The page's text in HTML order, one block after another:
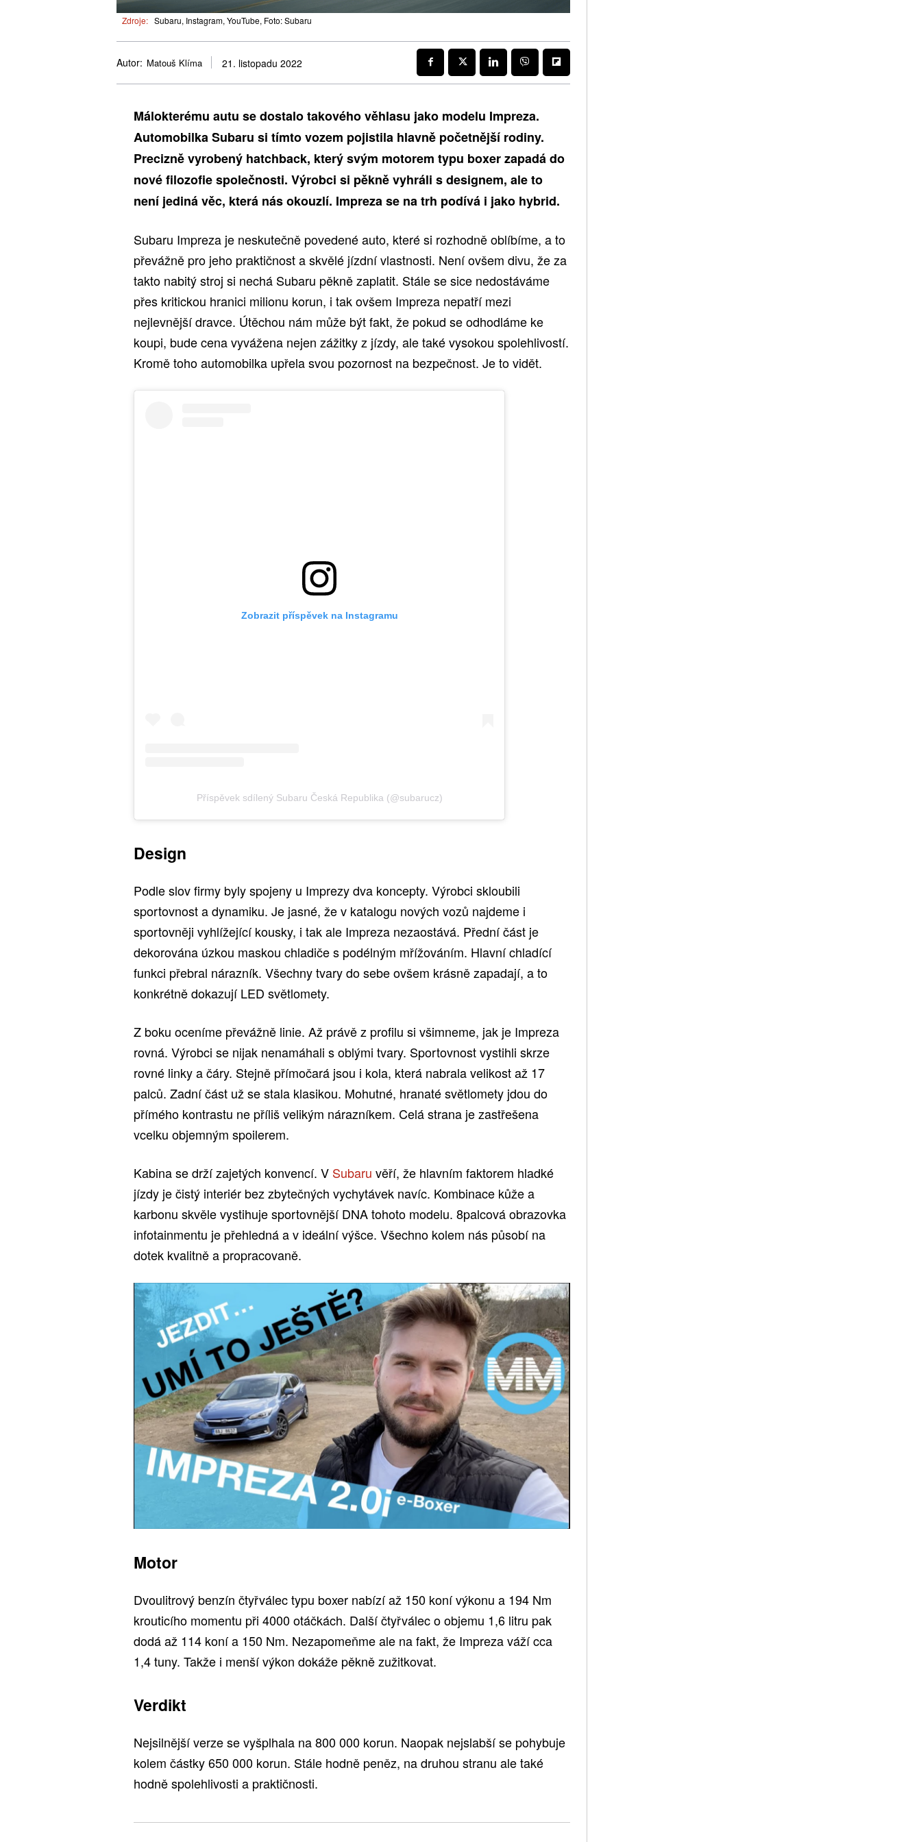
Zdroje: Subaru, Instagram, YouTube, Foto: Subaru
Autor: Matouš Klíma 21. listopadu 2022
Málokterému autu se dostalo takového věhlasu jako modelu Impreza.
Automobilka Subaru si tímto vozem pojistila hlavně početnější rodiny.
Precizně vyrobený hatchback, který svým motorem typu boxer zapadá do
nové filozofie společnosti. Výrobci si pěkně vyhráli s designem, ale to
není jediná věc, která nás okouzlí. Impreza se na trh podívá i jako hybrid.
Subaru Impreza je neskutečně povedené auto, které si rozhodně oblíbíme, a to
převážně pro jeho praktičnost a skvělé jízdní vlastnosti. Není ovšem divu, že za
takto nabitý stroj si nechá Subaru pěkně zaplatit. Stále se sice nedostáváme
přes kritickou hranici milionu korun, i tak ovšem Impreza nepatří mezi
nejlevnější dravce. Útěchou nám může být fakt, že pokud se odhodláme ke
koupi, bude cena vyvážena nejen zážitky z jízdy, ale také vysokou spolehlivostí.
Kromě toho automobilka upřela svou pozornost na bezpečnost. Je to vidět.
Zobrazit příspěvek na Instagramu
Příspěvek sdílený Subaru Česká Republika (@subarucz)
Design
Podle slov firmy byly spojeny u Imprezy dva koncepty. Výrobci skloubili
sportovnost a dynamiku. Je jasné, že v katalogu nových vozů najdeme i
sportovněji vyhlížející kousky, i tak ale Impreza nezaostává. Přední část je
dekorována úzkou maskou chladiče s podélným mřížováním. Hlavní chladící
funkci přebral nárazník. Všechny tvary do sebe ovšem krásně zapadají, a to
konkrétně dokazují LED světlomety.
Z boku oceníme převážně linie. Až právě z profilu si všimneme, jak je Impreza
rovná. Výrobci se nijak nenamáhali s oblými tvary. Sportovnost vystihli skrze
rovné linky a čáry. Stejně přímočará jsou i kola, která nabrala velikost až 17
palců. Zadní část už se stala klasikou. Mohutné, hranaté světlomety jdou do
přímého kontrastu ne příliš velikým nárazníkem. Celá strana je zastřešena
vcelku objemným spoilerem.
Kabina se drží zajetých konvencí. V Subaru věří, že hlavním faktorem hladké
jízdy je čistý interiér bez zbytečných vychytávek navíc. Kombinace kůže a
karbonu skvěle vystihuje sportovnější DNA tohoto modelu. 8palcová obrazovka
infotainmentu je přehledná a v ideální výšce. Všechno kolem nás působí na
dotek kvalitně a propracovaně.
Motor
Dvoulitrový benzín čtyřválec typu boxer nabízí až 150 koní výkonu a 194 Nm
krouticího momentu při 4000 otáčkách. Další čtyřválec o objemu 1,6 litru pak
dodá až 114 koní a 150 Nm. Nezapomeňme ale na fakt, že Impreza váží cca
1,4 tuny. Takže i menší výkon dokáže pěkně zužitkovat.
Verdikt
Nejsilnější verze se vyšplhala na 800 000 korun. Naopak nejslabší se pohybuje
kolem částky 650 000 korun. Stále hodně peněz, na druhou stranu ale také
hodně spolehlivosti a praktičnosti.